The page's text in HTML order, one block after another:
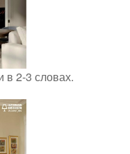
в 2-3 словах.